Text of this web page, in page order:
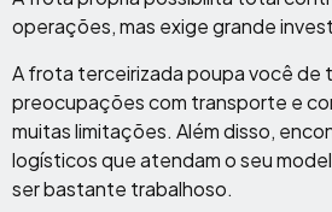
operações, mas exige grande
A frota terceirizada poupa você de
preocupações com transporte e
muitas limitações. Além disso,
logísticos que atendam o seu
ser bastante trabalhoso.